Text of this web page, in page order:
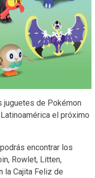
juguetes de Pokémon
el próximo
encontrar los
Rowlet, Litten,
la Cajita Feliz de